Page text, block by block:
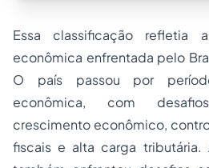
Essa classificação refletia
econômica enfrentada pelo
O país passou por
econômica, com
crescimento econômico,
fiscais e alta carga tributária.